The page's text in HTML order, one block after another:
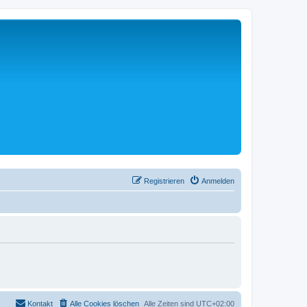
Anmelden
Registrieren
Alle Zeiten sind UTC+02:00
Alle Cookies löschen
Kontakt